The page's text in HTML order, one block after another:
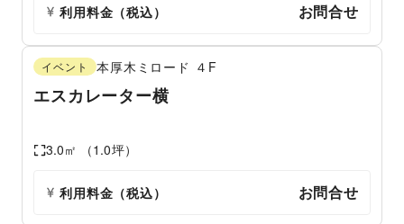
利用料金（税込） お問合せ
イベント 本厚木ミロード ４F
エスカレーター横
3.0㎡ （1.0坪）
利用料金（税込） お問合せ